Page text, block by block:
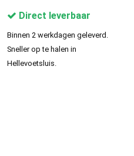
Direct leverbaar
Binnen 2 werkdagen geleverd.
Sneller op te halen in
Hellevoetsluis.